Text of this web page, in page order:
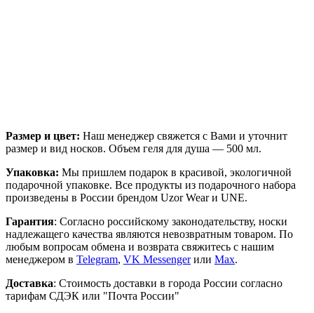
Размер и цвет: Наш менеджер свяжется с Вами и уточнит
размер и вид носков. Объем геля для душа — 500 мл.
Упаковка: Мы пришлем подарок в красивой, экологичной
подарочной упаковке. Все продукты из подарочного набора
произведены в России брендом Uzor Wear и UNE.
Гарантия: Согласно российскому законодательству, носки
надлежащего качества являются невозвратным товаром. По
любым вопросам обмена и возврата свяжитесь с нашим
менеджером в Telegram, VK Messengerили Max.
Доставка: Стоимость доставки в города России согласно
тарифам СДЭК или "Почта России"